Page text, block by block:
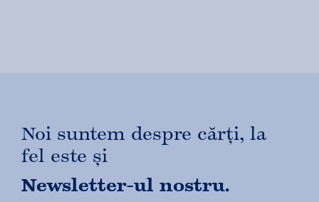
Noi suntem despre cărți, la
fel este și
Newsletter-ul nostru.